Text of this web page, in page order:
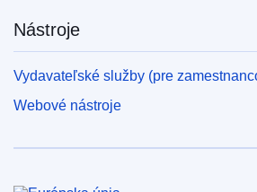
Nástroje
Vydavateľské služby (pre
Webové nástroje
Európska únia